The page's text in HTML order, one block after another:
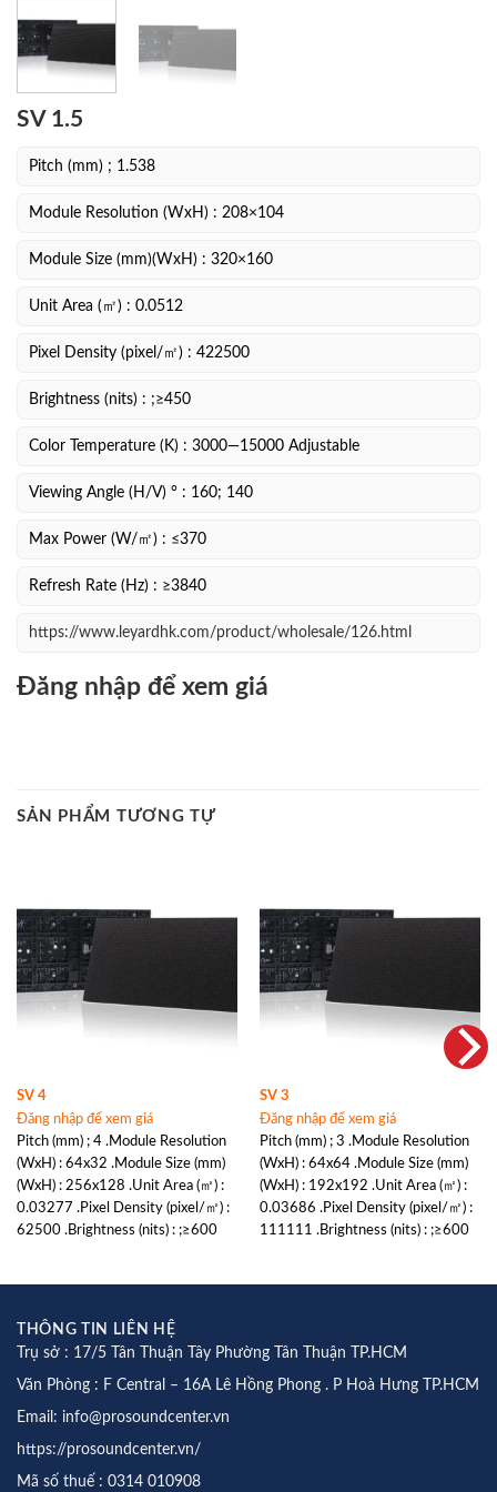
SV 1.5
Pitch (mm) ; 1.538
Module Resolution (WxH) : 208×104
Module Size (mm)(WxH) : 320×160
Unit Area (㎡) : 0.0512
Pixel Density (pixel/㎡) : 422500
Brightness (nits) : ;≥450
Color Temperature (K) : 3000—15000 Adjustable
Viewing Angle (H/V) ° : 160; 140
Max Power (W/㎡) : ≤370
Refresh Rate (Hz) : ≥3840
https://www.leyardhk.com/product/wholesale/126.html
Đăng nhập để xem giá
SẢN PHẨM TƯƠNG TỰ
SV 4
Đăng nhập để xem giá
Pitch (mm) ; 4 .Module Resolution
(WxH) : 64x32 .Module Size (mm)
(WxH) : 256x128 .Unit Area (㎡) :
0.03277 .Pixel Density (pixel/㎡) :
62500 .Brightness (nits) : ;≥600
SV 3
Đăng nhập để xem giá
Pitch (mm) ; 3 .Module Resolution
(WxH) : 64x64 .Module Size (mm)
(WxH) : 192x192 .Unit Area (㎡) :
0.03686 .Pixel Density (pixel/㎡) :
111111 .Brightness (nits) : ;≥600
THÔNG TIN LIÊN HỆ
Trụ sở : 17/5 Tân Thuận Tây Phường Tân Thuận TP.HCM
Văn Phòng : F Central – 16A Lê Hồng Phong . P Hoà Hưng TP.HCM
Email: info@prosoundcenter.vn
https://prosoundcenter.vn/
Mã số thuế : 0314 010908